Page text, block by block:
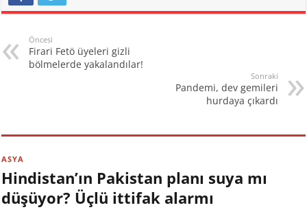
Öncesi
Firari Fetö üyeleri gizli
bölmelerde yakalandılar!
Sonraki
Pandemi, dev gemileri
hurdaya çıkardı
ASYA
Hindistan’ın Pakistan planı suya mı
düşüyor? Üçlü ittifak alarmı